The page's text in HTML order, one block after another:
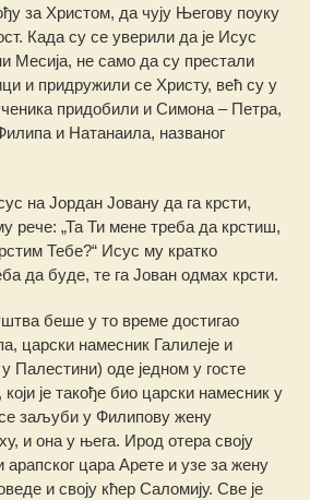
за Христом, да чују Његову поуку
Када су се уверили да је Исус
Месија, не само да су престали
и придружили се Христу, већ су у
придобили и Симона – Петра,
и Натанаила, названог
на Јордан Јовану да га крсти,
рече: „Та Ти мене треба да крстиш,
Тебе?“ Исус му кратко
да буде, те га Јован одмах крсти.
беше у то време достигао
царски намесник Галилеје и
Палестини) оде једном у госте
је такође био царски намесник у
се заљуби у Филипову жену
и она у њега. Ирод отера своју
арапског цара Арете и узе за жену
и своју кћер Саломију. Све је